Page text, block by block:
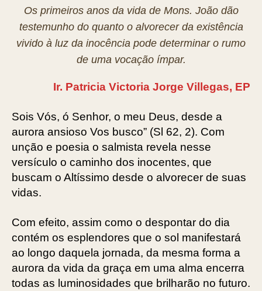
Os primeiros anos da vida de Mons. João dão
testemunho do quanto o alvorecer da existência
vivido à luz da inocência pode determinar o rumo
de uma vocação ímpar.
Ir. Patricia Victoria Jorge Villegas, EP
Sois Vós, ó Senhor, o meu Deus, desde a
aurora ansioso Vos busco” (Sl 62, 2). Com
unção e poesia o salmista revela nesse
versículo o caminho dos inocentes, que
buscam o Altíssimo desde o alvorecer de suas
vidas.
Com efeito, assim como o despontar do dia
contém os esplendores que o sol manifestará
ao longo daquela jornada, da mesma forma a
aurora da vida da graça em uma alma encerra
todas as luminosidades que brilharão no futuro.